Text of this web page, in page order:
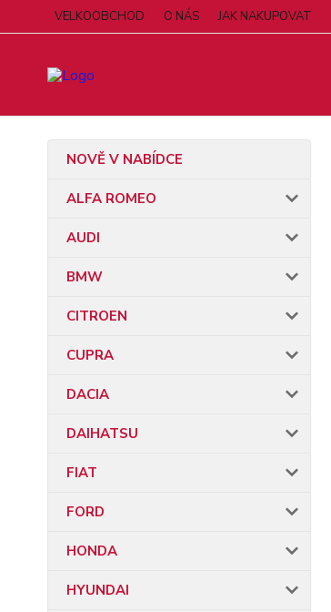
VELKOOBCHOD O NÁS JAK NAKUPOVAT
NOVĚ V NABÍDCE
ALFA ROMEO
AUDI
BMW
CITROEN
CUPRA
DACIA
DAIHATSU
FIAT
FORD
HONDA
HYUNDAI